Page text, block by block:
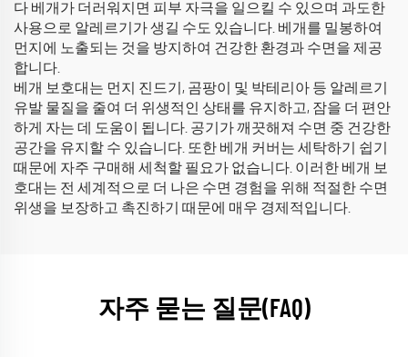
다 베개가 더러워지면 피부 자극을 일으킬 수 있으며 과도한
사용으로 알레르기가 생길 수도 있습니다. 베개를 밀봉하여
먼지에 노출되는 것을 방지하여 건강한 환경과 수면을 제공
합니다.
베개 보호대는 먼지 진드기, 곰팡이 및 박테리아 등 알레르기
유발 물질을 줄여 더 위생적인 상태를 유지하고, 잠을 더 편안
하게 자는 데 도움이 됩니다. 공기가 깨끗해져 수면 중 건강한
공간을 유지할 수 있습니다. 또한 베개 커버는 세탁하기 쉽기
때문에 자주 구매해 세척할 필요가 없습니다. 이러한 베개 보
호대는 전 세계적으로 더 나은 수면 경험을 위해 적절한 수면
위생을 보장하고 촉진하기 때문에 매우 경제적입니다.
자주 묻는 질문(FAQ)